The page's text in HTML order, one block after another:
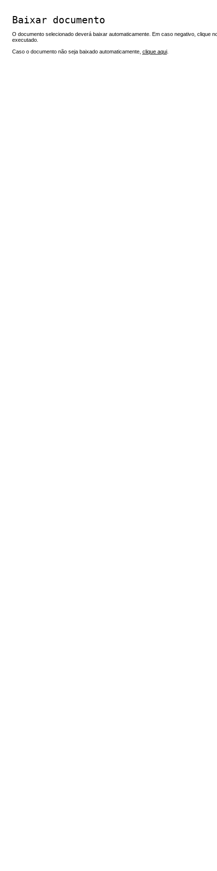
Baixar documento
O documento selecionado deverá baixar automaticamente. Em caso negativo, clique
executado.
Caso o documento não seja baixado automaticamente, clique aqui.